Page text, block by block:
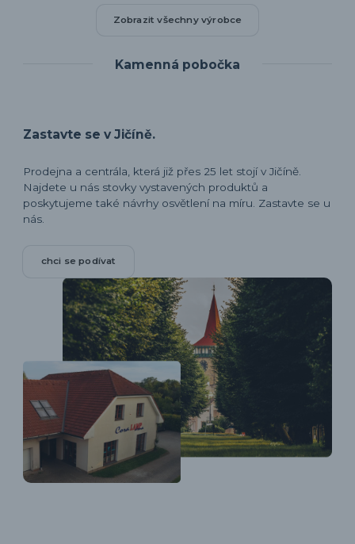
Zobrazit všechny výrobce
Kamenná pobočka
Zastavte se v Jičíně.
Prodejna a centrála, která již přes 25 let stojí v Jičíně.
Najdete u nás stovky vystavených produktů a
poskytujeme také návrhy osvětlení na míru. Zastavte se u
nás.
chci se podívat